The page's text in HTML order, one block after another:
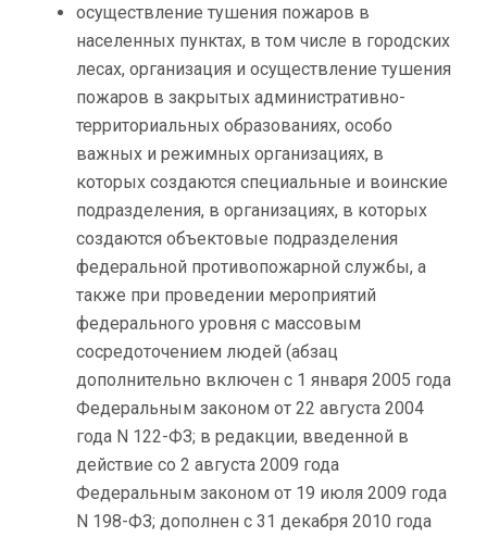
осуществление тушения пожаров в
населенных пунктах, в том числе в городских
лесах, организация и осуществление тушения
пожаров в закрытых административно-
территориальных образованиях, особо
важных и режимных организациях, в
которых создаются специальные и воинские
подразделения, в организациях, в которых
создаются объектовые подразделения
федеральной противопожарной службы, а
также при проведении мероприятий
федерального уровня с массовым
сосредоточением людей (абзац
дополнительно включен с 1 января 2005 года
Федеральным законом от 22 августа 2004
года N 122-ФЗ; в редакции, введенной в
действие со 2 августа 2009 года
Федеральным законом от 19 июля 2009 года
N 198-ФЗ; дополнен с 31 декабря 2010 года